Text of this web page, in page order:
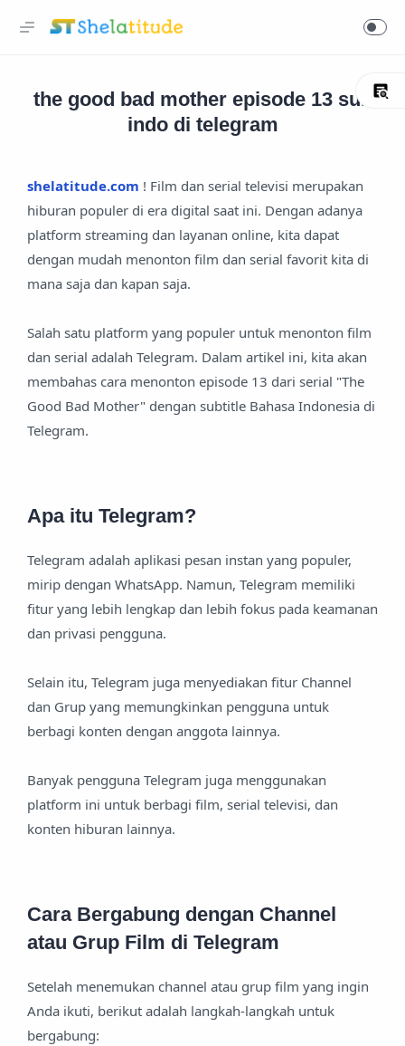
the good bad mother episode 13 sub
indo di telegram
shelatitude.com ! Film dan serial televisi merupakan
hiburan populer di era digital saat ini. Dengan adanya
platform streaming dan layanan online, kita dapat
dengan mudah menonton film dan serial favorit kita di
mana saja dan kapan saja.
Salah satu platform yang populer untuk menonton film
dan serial adalah Telegram. Dalam artikel ini, kita akan
membahas cara menonton episode 13 dari serial "The
Good Bad Mother" dengan subtitle Bahasa Indonesia di
Telegram.
Apa itu Telegram?
Telegram adalah aplikasi pesan instan yang populer,
mirip dengan WhatsApp. Namun, Telegram memiliki
fitur yang lebih lengkap dan lebih fokus pada keamanan
dan privasi pengguna.
Selain itu, Telegram juga menyediakan fitur Channel
dan Grup yang memungkinkan pengguna untuk
berbagi konten dengan anggota lainnya.
Banyak pengguna Telegram juga menggunakan
platform ini untuk berbagi film, serial televisi, dan
konten hiburan lainnya.
Cara Bergabung dengan Channel
atau Grup Film di Telegram
Setelah menemukan channel atau grup film yang ingin
Anda ikuti, berikut adalah langkah-langkah untuk
bergabung: